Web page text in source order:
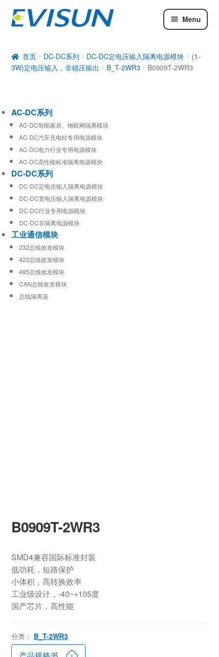
Menu
DC-DC系列
工业通信模块
首页 DC-DC系列 DC-DC定电压输入隔离电源模块
(1-
3W)定电压输入，非稳压输出
B_T-2WR3 B0909T-2WR3
B0909T-2WR3
SMD4兼容国际标准封装
低功耗，短路保护
小体积，高转换效率
工业级设计，-40~+105度
国产芯片，高性能
分类： B_T-2WR3
AC-DC系列
AC-DC智能家居、物联网隔离模块
AC-DC汽车充电柱专用电源模块
AC-DC电力行业专用电源模块
AC-DC高性能标准隔离电源模块
DC-DC系列
DC-DC定电压输入隔离电源模块
DC-DC宽电压输入隔离电源模块
DC-DC行业专用电源模块
DC-DC非隔离电源模块
工业通信模块
232总线收发模块
422总线收发模块
485总线收发模块
CAN总线收发模块
总线隔离器